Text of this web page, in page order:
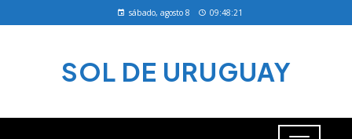
sábado, agosto 8 09:48:21
SOL DE URUGUAY